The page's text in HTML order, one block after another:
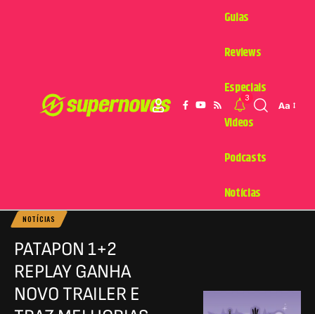
Guias
Reviews
Especiais
Videos
Podcasts
Notícias
3
Aa
NOTÍCIAS
PATAPON 1+2
REPLAY GANHA
NOVO TRAILER E